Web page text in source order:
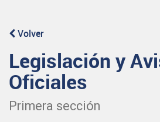
Volver
Legislación y
Oficiales
Primera sección